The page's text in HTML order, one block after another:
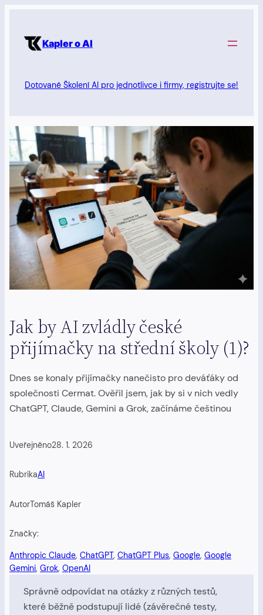
obsah Kapler o AI
Dotované Školení AI pro jednotlivce i firmy, registrujte se!
Jak by AI zvládly české
přijímačky na střední školy (1)?
Dnes se konaly přijímačky nanečisto pro deváťáky od
společnosti Cermat. Ověřil jsem, jak by si v nich vedly
ChatGPT, Claude, Gemini a Grok, začínáme češtinou
Uveřejněno28. 1. 2026
RubrikaAI
AutorTomáš Kapler
Značky:
Anthropic Claude, ChatGPT, ChatGPT Plus, Google, Google
Gemini, Grok, OpenAI
Správně odpovídat na otázky z různých testů,
které běžně podstupují lidé (závěrečné testy,